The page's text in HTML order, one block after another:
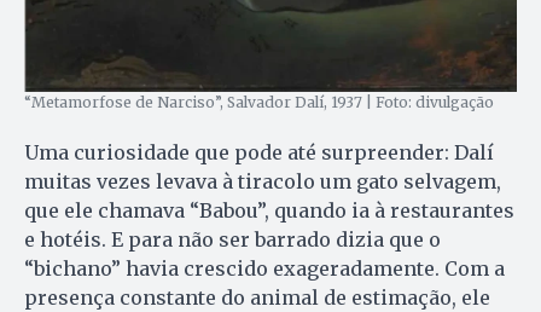
“Metamorfose de Narciso”, Salvador Dalí, 1937 | Foto: divulgação
Uma curiosidade que pode até surpreender: Dalí
muitas vezes levava à tiracolo um gato selvagem,
que ele chamava “Babou”, quando ia à restaurantes
e hotéis. E para não ser barrado dizia que o
“bichano” havia crescido exageradamente. Com a
presença constante do animal de estimação, ele